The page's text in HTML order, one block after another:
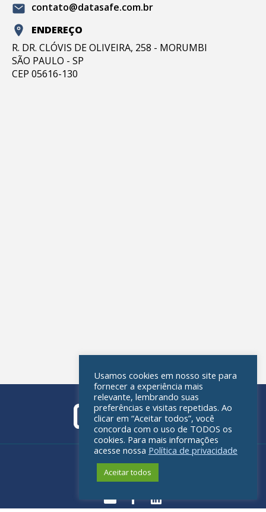
contato@datasafe.com.br
ENDEREÇO
R. DR. CLÓVIS DE OLIVEIRA, 258 - MORUMBI
SÃO PAULO - SP
CEP 05616-130
Política de privacidade
Usamos cookies em nosso site para
fornecer a experiência mais
relevante, lembrando suas
preferências e visitas repetidas. Ao
clicar em “Aceitar todos”, você
concorda com o uso de TODOS os
cookies. Para mais informações
acesse nossa Política de privacidade
Aceitar todos